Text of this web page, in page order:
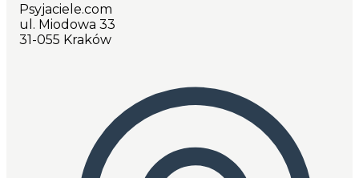
Psyjaciele.com
ul. Miodowa 33
31-055 Kraków